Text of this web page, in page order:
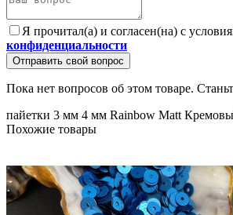
Я прочитал(а) и согласен(на) с
конфиденциальности
Отправить свой вопрос
Пока нет вопросов об этом товаре.
пайетки 3 мм 4 мм Rainbow Matt
Похожие товары